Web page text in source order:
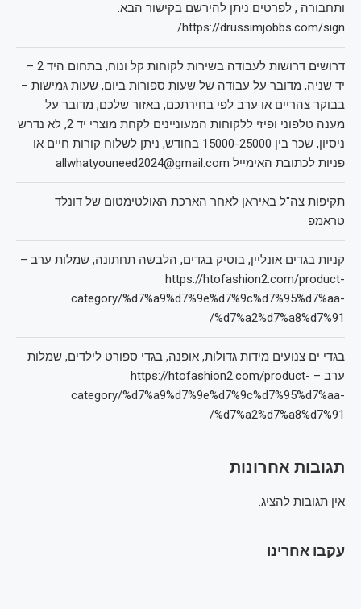
ותחבורה , לפרטים ניתן להירשם בקישור הבא:
https://drussimjobbs.com/sign/
דרושים דרושות לעבודה בשירות לקוחות קל ונוח, בתחום היד 2 –
יד שניה, מדובר על עבודה של שעות ספורות ביום, שעות גמישות –
בבוקר צהריים או ערב לפי בחירתכם, באזור שלכם, מדובר על
מענה טלפוני ופיזי ללקוחות המעוניינים לקחת מוצרי יד 2, לא נדרש
ניסיון, שכר בין 15000-25000 בחודש, ניתן לשלוח קורות חיים או
פניות לכתובת האימייל allwhatyouneed2024@gmail.com
תקיפות צה"ל באיראן לאחר הארכת האולטימטום של דונלד
טראמפ
קניות בגדים אונליין, בוטיק בגדים, הלבשה תחתונה, שמלות ערב –
https://htofashion2.com/product-
category/%d7%a9%d7%9e%d7%9c%d7%95%d7%aa-
%d7%a2%d7%a8%d7%91/
בגדי ים צנועים מידות גדולות, אופנה, בגדי ספורט לילדים, שמלות
ערב – https://htofashion2.com/product-
category/%d7%a9%d7%9e%d7%9c%d7%95%d7%aa-
%d7%a2%d7%a8%d7%91/
תגובות אחרונות
אין תגובות להציג.
עקבו אחרינו